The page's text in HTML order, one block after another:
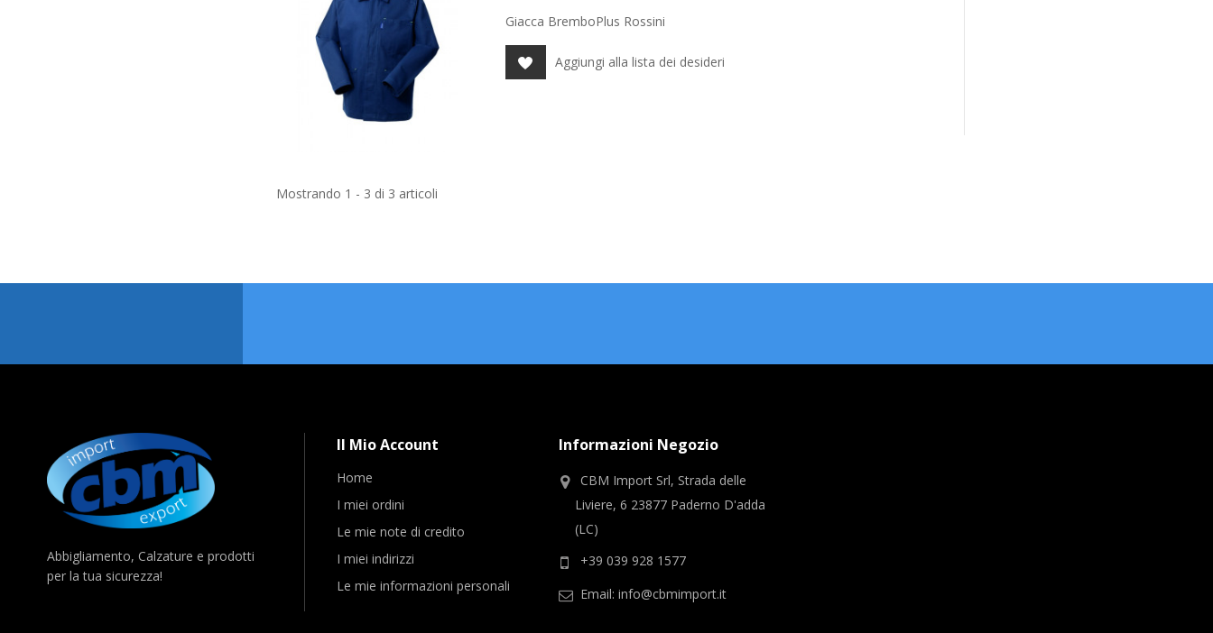
Giacca BremboPlus Rossini
Aggiungi alla lista dei desideri
Mostrando 1 - 3 di 3 articoli
Abbigliamento, Calzature e prodotti
per la tua sicurezza!
Il Mio Account
Home
I miei ordini
Le mie note di credito
I miei indirizzi
Le mie informazioni personali
Informazioni Negozio
CBM Import Srl, Strada delle
Liviere, 6 23877 Paderno D'adda
(LC)
+39 039 928 1577
Email: info@cbmimport.it